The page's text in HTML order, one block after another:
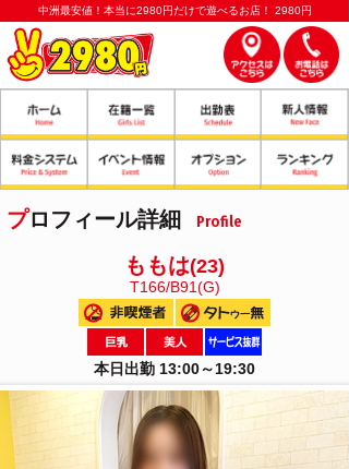
中洲最安値！本当に2980円だけで遊べるお店！ 2980円
プロフィール詳細 Profile
ももは(23)
T166/B91(G)
本日出勤 13:00～19:30